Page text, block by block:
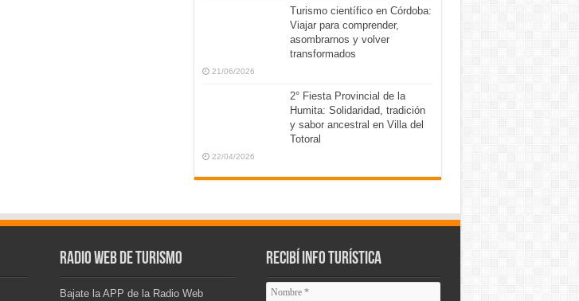
Turismo científico en Córdoba:
Viajar para comprender,
asombrarnos y volver
transformados
21/06/2026
2° Fiesta Provincial de la
Humita: Solidaridad, tradición
y sabor ancestral en Villa del
Totoral
22/04/2026
Radio Web de Turismo
Bajate la APP de la Radio Web
Recibí info turística